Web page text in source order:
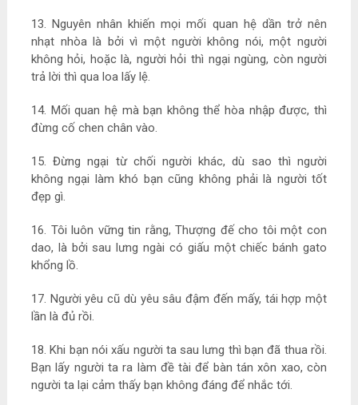
13. Nguyên nhân khiến mọi mối quan hệ dần trở nên
nhạt nhòa là bởi vì một người không nói, một người
không hỏi, hoặc là, người hỏi thì ngại ngùng, còn người
trả lời thì qua loa lấy lệ.
14. Mối quan hệ mà bạn không thể hòa nhập được, thì
đừng cố chen chân vào.
15. Đừng ngại từ chối người khác, dù sao thì người
không ngại làm khó bạn cũng không phải là người tốt
đẹp gì.
16. Tôi luôn vững tin rằng, Thượng đế cho tôi một con
dao, là bởi sau lưng ngài có giấu một chiếc bánh gato
khổng lồ.
17. Người yêu cũ dù yêu sâu đậm đến mấy, tái hợp một
lần là đủ rồi.
18. Khi bạn nói xấu người ta sau lưng thì bạn đã thua rồi.
Bạn lấy người ta ra làm đề tài để bàn tán xôn xao, còn
người ta lại cảm thấy bạn không đáng để nhắc tới.